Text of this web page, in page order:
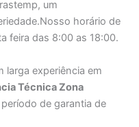
um
horário de
feira das 8:00 as 18:00.
experiência em
Técnica Zona
de garantia de